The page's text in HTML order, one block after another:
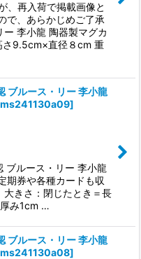
、再入荷で掲載画像と
で、あらかじめご了承
李小龍 陶器製マグカ
さ9.5cm×直径８cm 重
ブルース・リー 李小龍
ms241130a09]
ブルース・リー 李小龍
期券や各種カードも収
きさ：閉じたとき＝長
み1cm …
ブルース・リー 李小龍
ms241130a08]